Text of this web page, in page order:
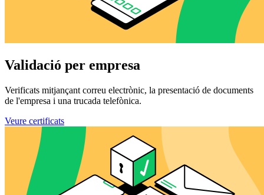
Validació per empresa
Verificats mitjançant correu electrònic, la presentació de documents
de l'empresa i una trucada telefònica.
Veure certificats